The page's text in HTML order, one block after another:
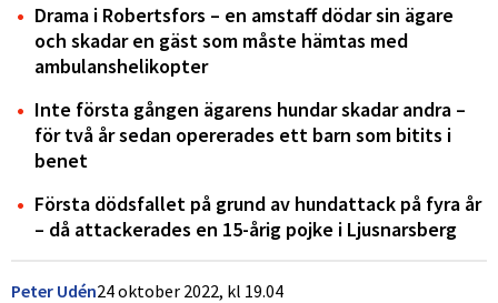
Drama i Robertsfors – en amstaff dödar sin ägare
och skadar en gäst som måste hämtas med
ambulanshelikopter
Inte första gången ägarens hundar skadar andra –
för två år sedan opererades ett barn som bitits i
benet
Första dödsfallet på grund av hundattack på fyra år
– då attackerades en 15-årig pojke i Ljusnarsberg
Peter Udén24 oktober 2022, kl 19.04